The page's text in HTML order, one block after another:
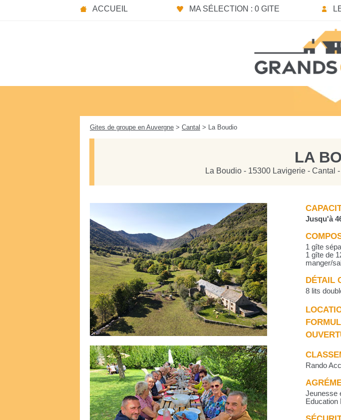
ACCUEIL MA SÉLECTION : 0 GITE
Gites de groupe en Auvergne > Cantal > La Boudio
LA
La Boudio - 15300 Lavigerie - Cantal -
Jusqu'à
1 gîte
1 gîte de
manger/
DÉTAIL
8 lits
Rando
Jeunesse
Education
Panneau de gestion des cookies